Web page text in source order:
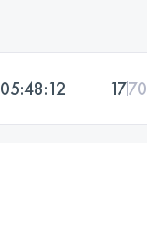
05:48:12 1770